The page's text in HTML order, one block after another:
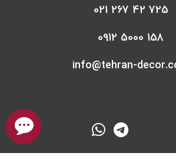
021 267 42 725
0912 5000 158
info@tehran-